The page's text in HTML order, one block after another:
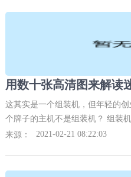
用数十张高清图来解读
这其实是一个组装机，但年轻的
个牌子的主机不是组装机？ 组装
可能就是一个物美价廉的好货。
来源： 2021-02-21 08:22:03